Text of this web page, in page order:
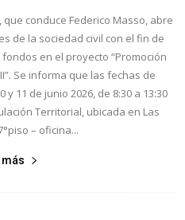
conduce Federico Masso, abre
de la sociedad civil con el fin de
en el proyecto “Promoción
Se informa que las fechas de
11 de junio 2026, de 8:30 a 13:30
Territorial, ubicada en Las
– oficina...
más